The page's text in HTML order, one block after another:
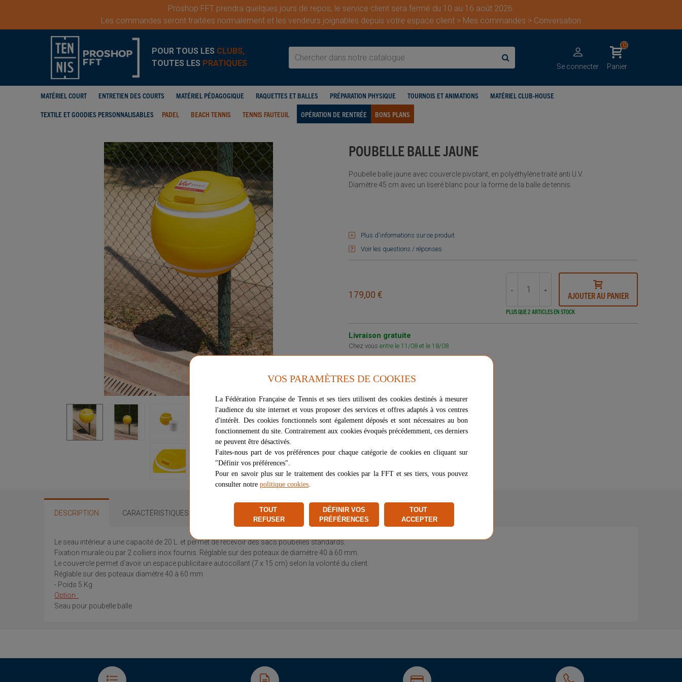
Proshop FFT prendra quelques jours de repos, le service client sera fermé du 10 au 16 août 2026.
Les commandes seront traitées normalement et les vendeurs joignables depuis votre espace client > Mes commandes > Conversation
POUR TOUS LES CLUBS,
TOUTES LES PRATIQUES Se connecter
0
Panier
MATÉRIEL COURT ENTRETIEN DES COURTS MATÉRIEL PÉDAGOGIQUE RAQUETTES ET BALLES PRÉPARATION PHYSIQUE TOURNOIS ET ANIMATIONS MATÉRIEL CLUB-HOUSE
TEXTILE ET GOODIES PERSONNALISABLES PADEL BEACH TENNIS TENNIS FAUTEUIL OPÉRATION DE RENTRÉE BONS PLANS
POUBELLE BALLE JAUNE
Poubelle balle jaune avec couvercle pivotant, en polyéthylène traité anti U.V.
Diamètre 45 cm avec un liseré blanc pour la forme de la balle de tennis.
Plus d'informations sur ce produit
Voir les questions / réponses
179,00 €
PLUS QUE 2 ARTICLES EN STOCK
- +
AJOUTER AU PANIER
Livraison gratuite
Chez vous entre le 11/08 et le 18/08
★ ★★★★
★ ★★★★
DESCRIPTION CARACTÉRISTIQUES QUESTIONS ET RÉPONSES AVIS (0)
Le seau intérieur a une capacité de 20 L. et permet de recevoir des sacs poubelles standards.
Fixation murale ou par 2 colliers inox fournis. Réglable sur des poteaux de diamètre 40 à 60 mm.
Le couvercle permet d'avoir un espace publicitaire autocollant (7 x 15 cm) selon la volonté du client.
Réglable sur des poteaux diamètre 40 à 60 mm
- Poids 5 Kg
Option :
Seau pour poubelle balle
VOS PARAMÈTRES DE COOKIES
La Fédération Française de Tennis et ses tiers utilisent des cookies destinés à mesurer
l'audience du site internet et vous proposer des services et offres adaptés à vos centres
d'intérêt. Des cookies fonctionnels sont également déposés et sont nécessaires au bon
fonctionnement du site. Contrairement aux cookies évoqués précédemment, ces derniers
ne peuvent être désactivés.
Faites-nous part de vos préférences pour chaque catégorie de cookies en cliquant sur
"Définir vos préférences".
Pour en savoir plus sur le traitement des cookies par la FFT et ses tiers, vous pouvez
consulter notre politique cookies
TOUT
REFUSER
DÉFINIR VOS
PRÉFÉRENCES
TOUT
ACCEPTER